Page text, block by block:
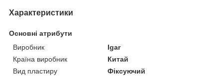
Характеристики
Основні атрибути
Виробник
Igar
Країна виробник
Китай
Вид пластиру
Фіксуючий